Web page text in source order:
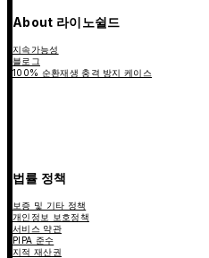
About 라이노쉴드
지속가능성
블로그
100% 순환재생 충격 방지 케이스
법률 정책
보증 및 기타 정책
개인정보 보호정책
서비스 약관
PIPA 준수
지적 재산권